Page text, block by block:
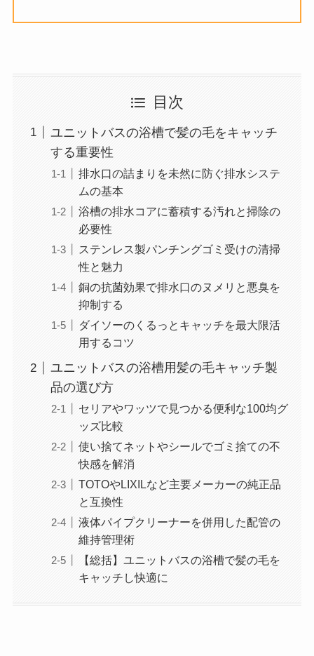
目次
ユニットバスの浴槽で髪の毛をキャッチ
する重要性
排水口の詰まりを未然に防ぐ排水システ
ムの基本
浴槽の排水コアに蓄積する汚れと掃除の
必要性
ステンレス製パンチングゴミ受けの清掃
性と魅力
銅の抗菌効果で排水口のヌメリと悪臭を
抑制する
ダイソーのくるっとキャッチを最大限活
用するコツ
ユニットバスの浴槽用髪の毛キャッチ製
品の選び方
セリアやワッツで見つかる便利な100均グ
ッズ比較
使い捨てネットやシールでゴミ捨ての不
快感を解消
TOTOやLIXILなど主要メーカーの純正品
と互換性
液体パイプクリーナーを併用した配管の
維持管理術
【総括】ユニットバスの浴槽で髪の毛を
キャッチし快適に